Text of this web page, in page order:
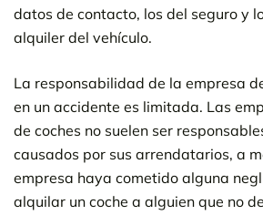
datos de contacto, los del seguro y
alquiler del vehículo.
La responsabilidad de la empresa
en un accidente es limitada. Las
de coches no suelen ser
causados por sus arrendatarios, a
empresa haya cometido alguna
alquilar un coche a alguien que no